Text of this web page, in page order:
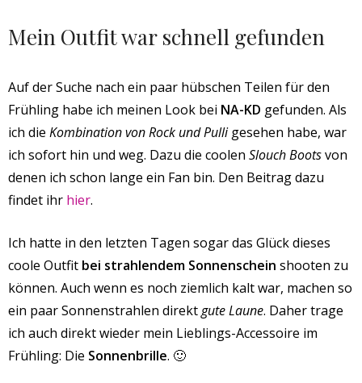
Mein Outfit war schnell gefunden
Auf der Suche nach ein paar hübschen Teilen für den
Frühling habe ich meinen Look bei NA-KD gefunden. Als
ich die Kombination von Rock und Pulligesehen habe, war
ich sofort hin und weg. Dazu die coolen Slouch Bootsvon
denen ich schon lange ein Fan bin. Den Beitrag dazu
findet ihr hier.
Ich hatte in den letzten Tagen sogar das Glück dieses
coole Outfit bei strahlendem Sonnenschein shooten zu
können. Auch wenn es noch ziemlich kalt war, machen so
ein paar Sonnenstrahlen direktgute Laune. Daher trage
ich auch direkt wieder mein Lieblings-Accessoire im
Frühling: Die Sonnenbrille. 🙂